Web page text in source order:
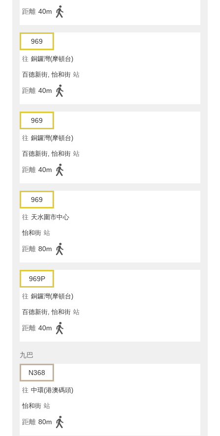
距離 40m
969
往 銅鑼灣(摩頓台)
百德新街, 怡和街 站
距離 40m
969
往 銅鑼灣(摩頓台)
百德新街, 怡和街 站
距離 40m
969
往 天水圍市中心
怡和街 站
距離 80m
969P
往 銅鑼灣(摩頓台)
百德新街, 怡和街 站
距離 40m
九巴
N368
往 中環(港澳碼頭)
怡和街 站
距離 80m